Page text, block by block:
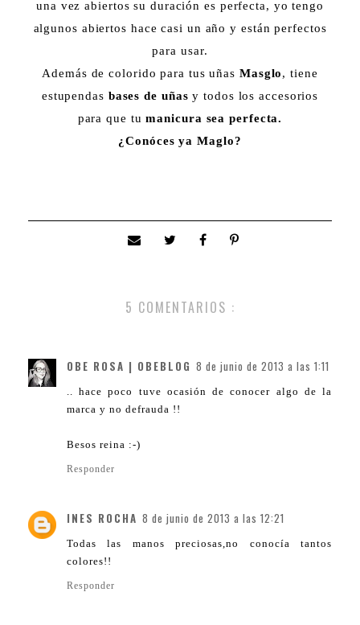
una vez abiertos su duración es perfecta, yo tengo
algunos abiertos hace casi un año y están perfectos
para usar.
Además de colorido para tus uñas Masglo, tiene
estupendas bases de uñas y todos los accesorios
para que tu manicura sea perfecta.
¿Conóces ya Maglo?
5 COMENTARIOS :
OBE ROSA | OBEBLOG 8 de junio de 2013 a las 1:11
.. hace poco tuve ocasión de conocer algo de la
marca y no defrauda !!
Besos reina :-)
Responder
INES ROCHA 8 de junio de 2013 a las 12:21
Todas las manos preciosas,no conocía tantos
colores!!
Responder